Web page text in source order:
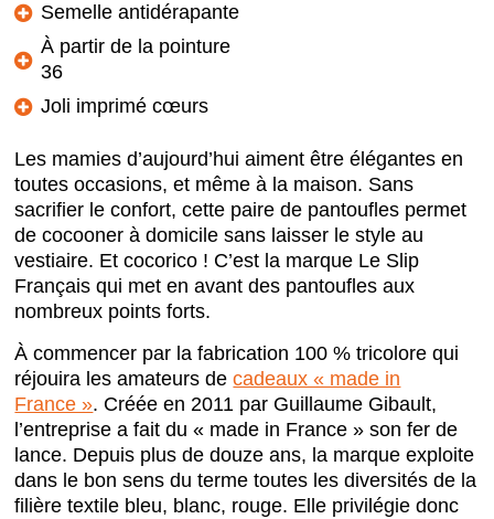
Semelle antidérapante
À partir de la pointure
36
Joli imprimé cœurs
Les mamies d’aujourd’hui aiment être élégantes en
toutes occasions, et même à la maison. Sans
sacrifier le confort, cette paire de pantoufles permet
de cocooner à domicile sans laisser le style au
vestiaire. Et cocorico ! C’est la marque Le Slip
Français qui met en avant des pantoufles aux
nombreux points forts.
À commencer par la fabrication 100 % tricolore qui
réjouira les amateurs decadeaux « made in
France ». Créée en 2011 par Guillaume Gibault,
l’entreprise a fait du « made in France » son fer de
lance. Depuis plus de douze ans, la marque exploite
dans le bon sens du terme toutes les diversités de la
filière textile bleu, blanc, rouge. Elle privilégie donc